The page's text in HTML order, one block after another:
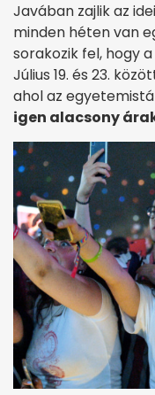
Javában zajlik az
minden héten van
sorakozik fel, hogy
Július 19. és 23.
ahol az
igen alacsony